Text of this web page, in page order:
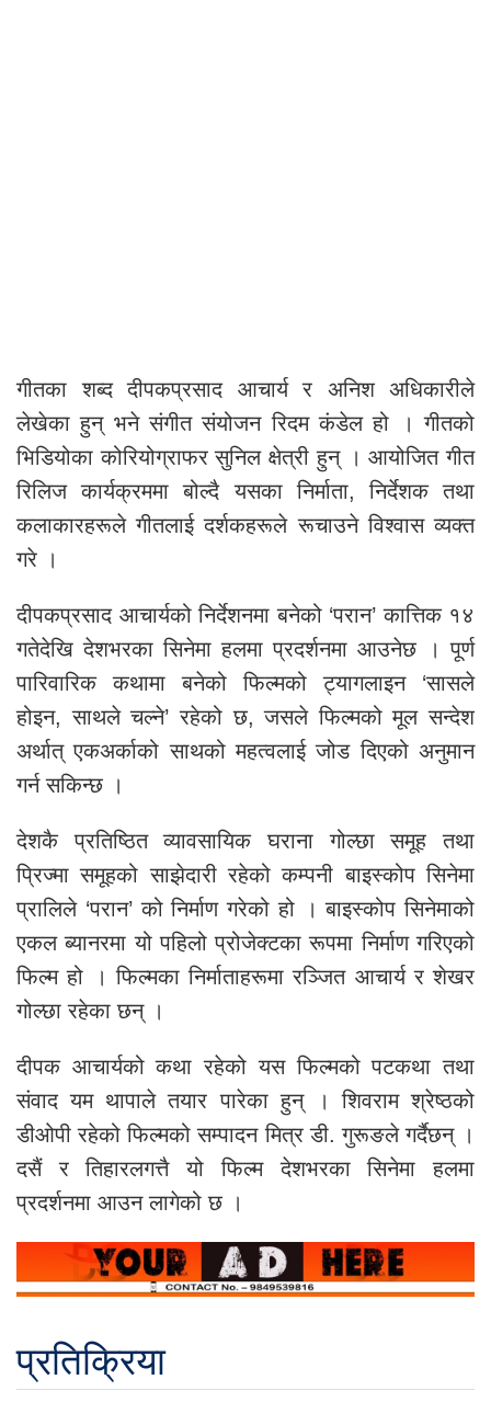
गीतका शब्द दीपकप्रसाद आचार्य र अनिश अधिकारीले
लेखेका हुन् भने संगीत संयोजन रिदम कंडेल हो । गीतको
भिडियोका कोरियोग्राफर सुनिल क्षेत्री हुन् । आयोजित गीत
रिलिज कार्यक्रममा बोल्दै यसका निर्माता, निर्देशक तथा
कलाकारहरूले गीतलाई दर्शकहरूले रूचाउने विश्वास व्यक्त
गरे ।
दीपकप्रसाद आचार्यको निर्देशनमा बनेको ‘परान’ कात्तिक १४
गतेदेखि देशभरका सिनेमा हलमा प्रदर्शनमा आउनेछ । पूर्ण
पारिवारिक कथामा बनेको फिल्मको ट्यागलाइन ‘सासले
होइन, साथले चल्ने’ रहेको छ, जसले फिल्मको मूल सन्देश
अर्थात् एकअर्काको साथको महत्वलाई जोड दिएको अनुमान
गर्न सकिन्छ ।
देशकै प्रतिष्ठित व्यावसायिक घराना गोल्छा समूह तथा
प्रिज्मा समूहको साझेदारी रहेको कम्पनी बाइस्कोप सिनेमा
प्रालिले ‘परान’ को निर्माण गरेको हो । बाइस्कोप सिनेमाको
एकल ब्यानरमा यो पहिलो प्रोजेक्टका रूपमा निर्माण गरिएको
फिल्म हो । फिल्मका निर्माताहरूमा रञ्जित आचार्य र शेखर
गोल्छा रहेका छन् ।
दीपक आचार्यको कथा रहेको यस फिल्मको पटकथा तथा
संवाद यम थापाले तयार पारेका हुन् । शिवराम श्रेष्ठको
डीओपी रहेको फिल्मको सम्पादन मित्र डी. गुरूङले गर्दैछन् ।
दसैं र तिहारलगत्तै यो फिल्म देशभरका सिनेमा हलमा
प्रदर्शनमा आउन लागेको छ ।
प्रतिक्रिया